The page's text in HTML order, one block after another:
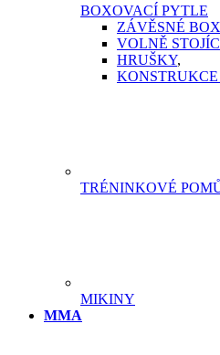
BOXOVACÍ PYTLE
ZÁVĚSNÉ
VOLNĚ
HRUŠKY,
TRÉNINKOVÉ
MIKINY
MMA